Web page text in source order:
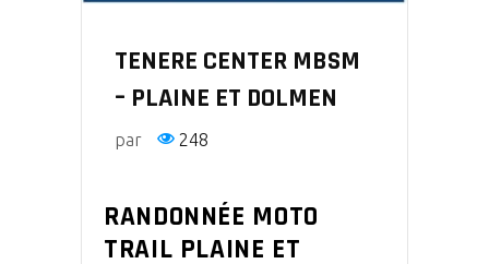
TENERE CENTER MBSM
– PLAINE ET DOLMEN
par 248
RANDONNÉE MOTO
TRAIL PLAINE ET